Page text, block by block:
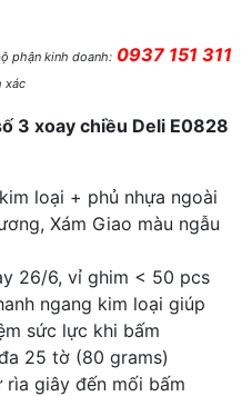
phận kinh doanh: 0937 151 311
xác
3 xoay chiều Deli E0828
loại + phủ nhựa ngoài
Xám Giao màu ngẫu
26/6, vỉ ghim < 50 pcs
ngang kim loại giúp
sức lực khi bấm
25 tờ (80 grams)
giây đến mối bấm